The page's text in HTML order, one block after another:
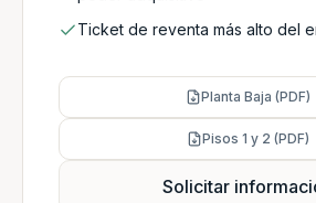
Ticket de reventa más alto del
Planta Baja (PDF)
Pisos 1 y 2 (PDF)
Solicitar